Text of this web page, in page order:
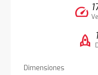
speed
rocket
Dimensiones